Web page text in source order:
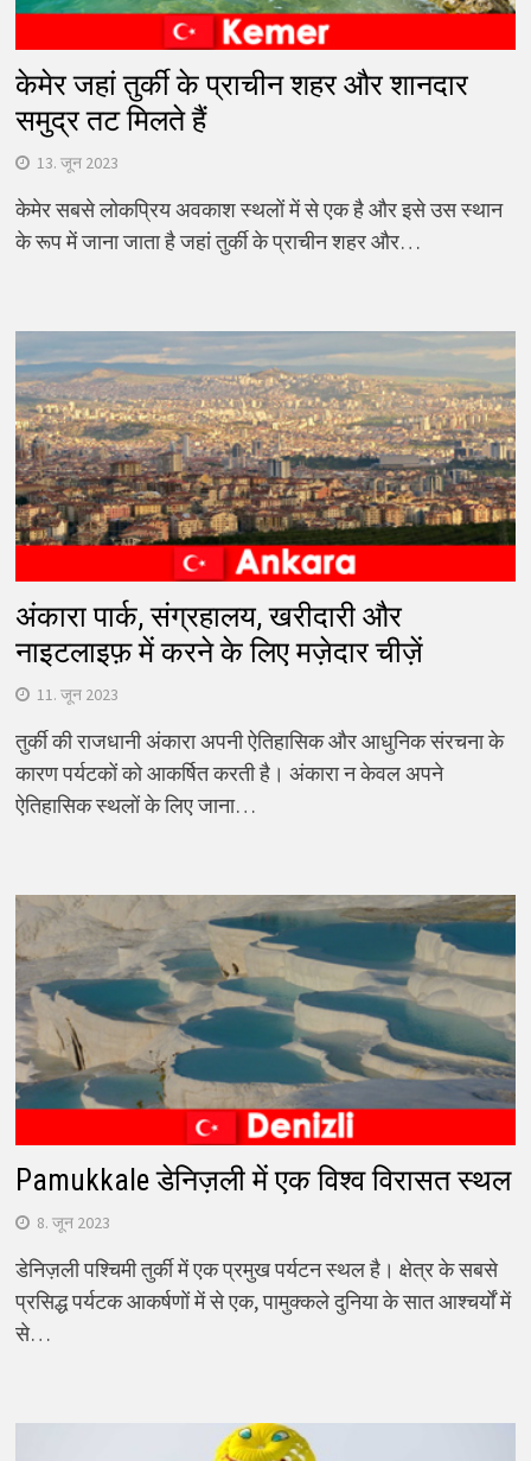
केमेर जहां तुर्की के प्राचीन शहर और शानदार
समुद्र तट मिलते हैं
13. जून 2023
केमेर सबसे लोकप्रिय अवकाश स्थलों में से एक है और इसे उस स्थान
के रूप में जाना जाता है जहां तुर्की के प्राचीन शहर और…
अंकारा पार्क, संग्रहालय, खरीदारी और
नाइटलाइफ़ में करने के लिए मज़ेदार चीज़ें
11. जून 2023
तुर्की की राजधानी अंकारा अपनी ऐतिहासिक और आधुनिक संरचना के
कारण पर्यटकों को आकर्षित करती है। अंकारा न केवल अपने
ऐतिहासिक स्थलों के लिए जाना…
Pamukkale डेनिज़ली में एक विश्व विरासत स्थल
8. जून 2023
डेनिज़ली पश्चिमी तुर्की में एक प्रमुख पर्यटन स्थल है। क्षेत्र के सबसे
प्रसिद्ध पर्यटक आकर्षणों में से एक, पामुक्कले दुनिया के सात आश्चर्यों में
से…